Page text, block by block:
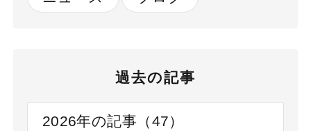
過去の記事
2026年の記事（47）